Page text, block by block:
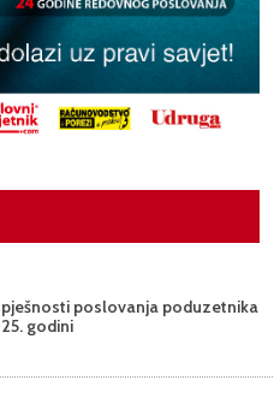
poslovanja poduzetnika
godini